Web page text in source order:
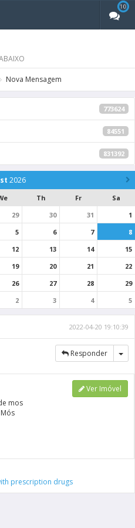
10
10
Nova Mensagem
773624
84551
831392
2026
Th Fr
Sa
29 30 31
1
5 6 7
8
12 13 14
15
19 20 21
22
26 27 28
29
2 3 4 5
2022-04-20 19:10:39
Responder
mos
Ver Imóvel
prescription drugs